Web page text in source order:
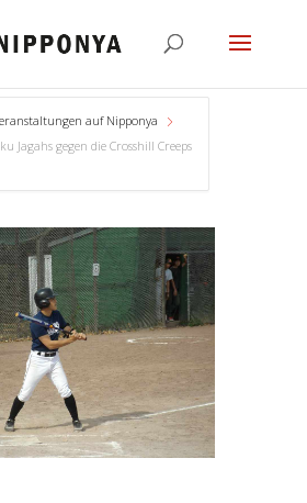
auf Nipponya
Jagahs gegen die Crosshill Creeps